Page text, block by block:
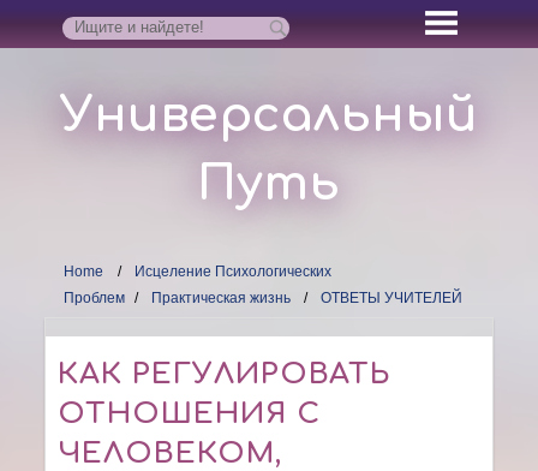
Универсальный
Путь
Home
Исцеление Психологических
Проблем
Практическая жизнь ОТВЕТЫ УЧИТЕЛЕЙ
КАК РЕГУЛИРОВАТЬ
ОТНОШЕНИЯ С
ЧЕЛОВЕКОМ,